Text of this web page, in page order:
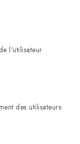
l’utilisateur
des utilisateurs